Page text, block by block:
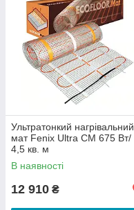
Ультратонкий нагрівальний
мат Fenix Ultra CM 675 Вт/
4,5 кв. м
В наявності
12 910 ₴